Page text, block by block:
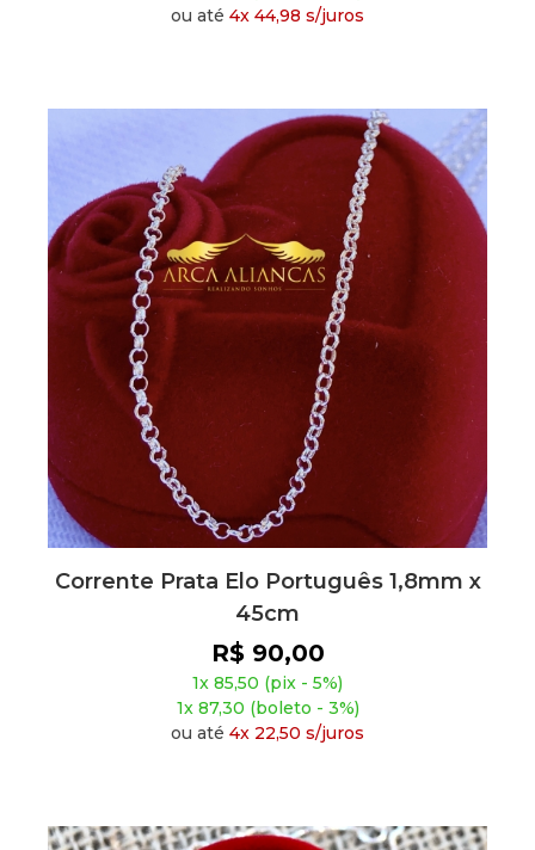
ou até 4x 44,98 s/juros
Corrente Prata Elo Português 1,8mm x
45cm
R$ 90,00
1x 85,50 (pix - 5%)
1x 87,30 (boleto - 3%)
ou até 4x 22,50 s/juros